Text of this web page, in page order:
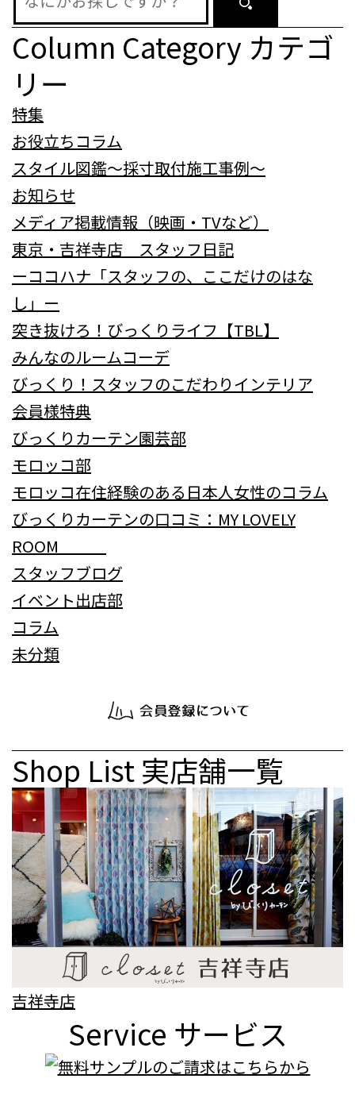
Column Category カテゴ
リー
特集
お役立ちコラム
スタイル図鑑～採寸取付施工事例～
お知らせ
メディア掲載情報（映画・TVなど）
東京・吉祥寺店 スタッフ日記
ーココハナ「スタッフの、ここだけのはな
し」ー
突き抜けろ！びっくりライフ【TBL】
みんなのルームコーデ
びっくり！スタッフのこだわりインテリア
会員様特典
びっくりカーテン園芸部
モロッコ部
モロッコ在住経験のある日本人女性のコラム
びっくりカーテンの口コミ：MY LOVELY
ROOM
スタッフブログ
イベント出店部
コラム
未分類
Shop List実店舗一覧
吉祥寺店
Service サービス